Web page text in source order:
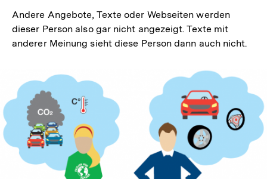
Andere Angebote, Texte oder Webseiten werden
dieser Person also gar nicht angezeigt. Texte mit
anderer Meinung sieht diese Person dann auch nicht.